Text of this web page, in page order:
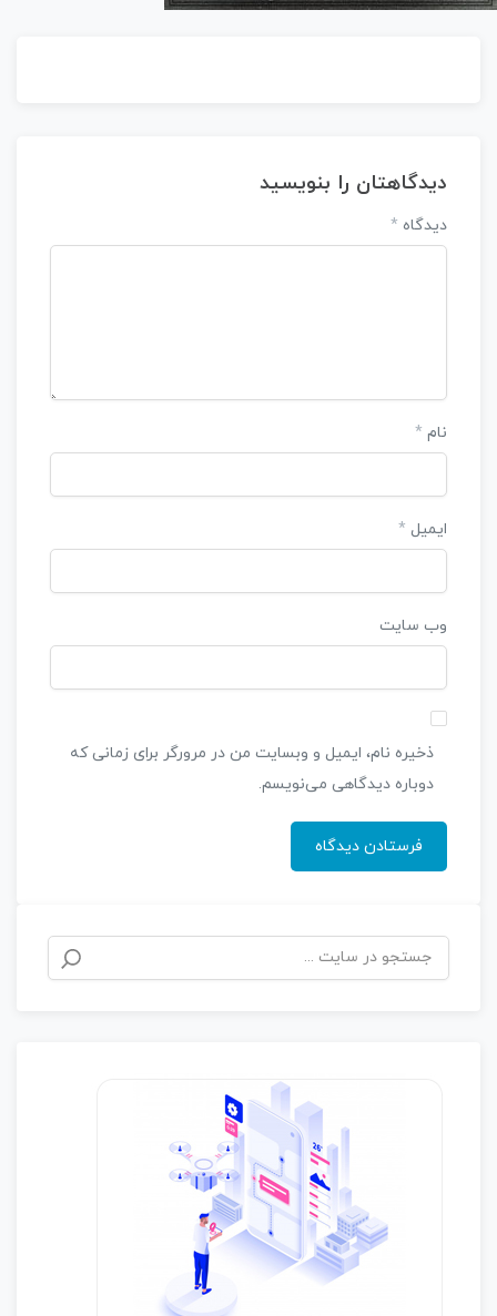
دیدگاهتان را بنویسید
دیدگاه*
نام*
ایمیل*
وب‌ سایت
ذخیره نام، ایمیل و وبسایت من در مرورگر برای زمانی که
دوباره دیدگاهی می‌نویسم.